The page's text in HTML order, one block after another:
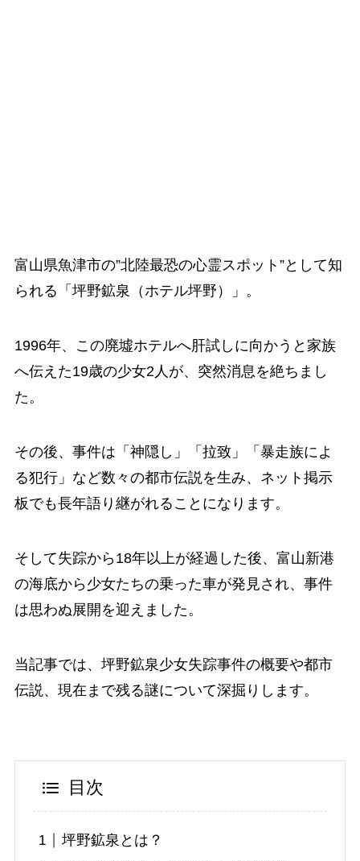
富山県魚津市の”北陸最恐の心霊スポット”として知
られる「坪野鉱泉（ホテル坪野）」。
1996年、この廃墟ホテルへ肝試しに向かうと家族
へ伝えた19歳の少女2人が、突然消息を絶ちまし
た。
その後、事件は「神隠し」「拉致」「暴走族によ
る犯行」など数々の都市伝説を生み、ネット掲示
板でも長年語り継がれることになります。
そして失踪から18年以上が経過した後、富山新港
の海底から少女たちの乗った車が発見され、事件
は思わぬ展開を迎えました。
当記事では、坪野鉱泉少女失踪事件の概要や都市
伝説、現在まで残る謎について深掘りします。
目次
坪野鉱泉とは？